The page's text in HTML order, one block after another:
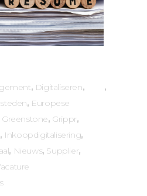
, Digitaliseren,
, Europese
Greenstone, Grippr,
, Inkoopdigitalisering,
, Nieuws, Supplier,